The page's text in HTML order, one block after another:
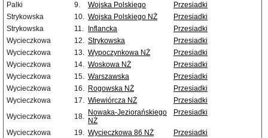
Palki
9. Wojska Polskiego
Przesiadki
Strykowska
10. Wojska Polskiego NŻ
Przesiadki
Strykowska
11. Inflancka
Przesiadki
Wycieczkowa
12. Strykowska
Przesiadki
Wycieczkowa
13. Wypoczynkowa NŻ
Przesiadki
Wycieczkowa
14. Woskowa NŻ
Przesiadki
Wycieczkowa
15. Warszawska
Przesiadki
Wycieczkowa
16. Rogowska NŻ
Przesiadki
Wycieczkowa
17. Wiewiórcza NŻ
Przesiadki
Wycieczkowa
18. Nowaka-Jeziorańskiego
NŻ
Przesiadki
Wycieczkowa 19. Wycieczkowa 86 NŻ
Przesiadki